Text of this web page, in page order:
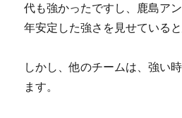
代も強かったですし、鹿島ア
年安定した強さを見せていると
しかし、他のチームは、強い
ます。